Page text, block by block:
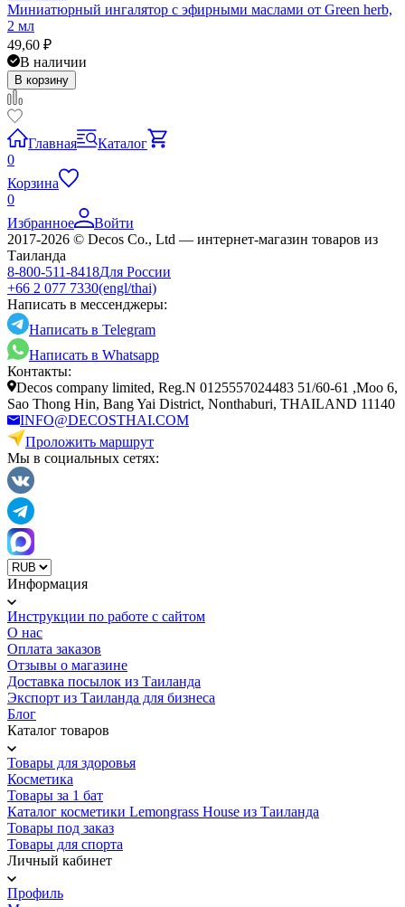
Миниатюрный ингалятор с эфирными маслами от Green herb,
2 мл
49,60 ₽
В наличии
В корзину
Главная
Каталог
0
Корзина
0
Избранное
Войти
2017-2026 © Decos Co., Ltd — интернет-магазин товаров из
Таиланда
8-800-511-8418Для России
+66 2 077 7330(engl/thai)
Написать в мессенджеры:
Написать в Telegram
Написать в Whatsapp
Контакты:
Decos company limited, Reg.N 0125557024483 51/60-61 ,Moo 6,
Sao Thong Hin, Bang Yai District, Nonthaburi, THAILAND 11140
INFO@DECOSTHAI.COM
Проложить маршрут
Мы в социальных сетях:
Информация
Инструкции по работе с сайтом
О нас
Оплата заказов
Отзывы о магазине
Доставка посылок из Таиланда
Экспорт из Таиланда для бизнеса
Блог
Каталог товаров
Товары для здоровья
Косметика
Товары за 1 бат
Каталог косметики Lemongrass House из Таиланда
Товары под заказ
Товары для спорта
Личный кабинет
Профиль